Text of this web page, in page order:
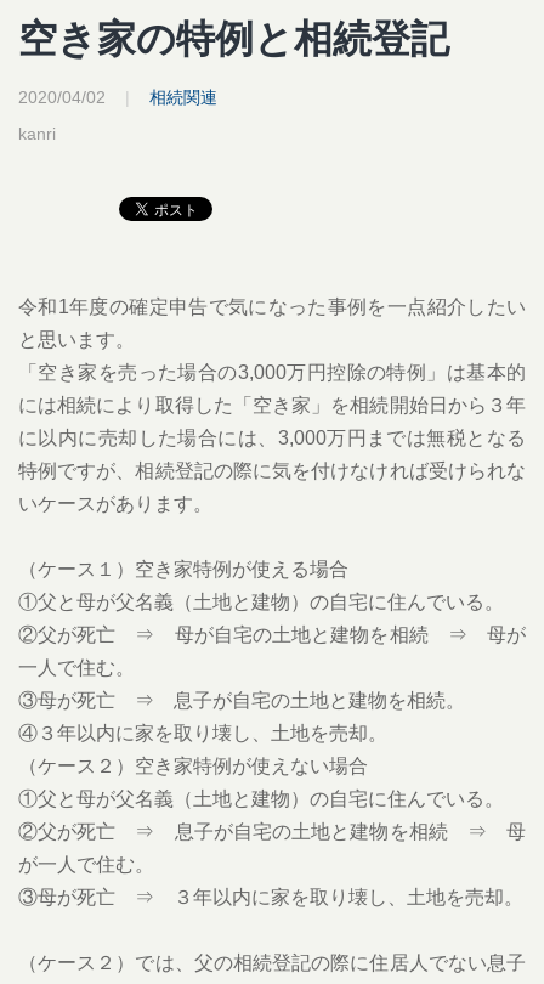
空き家の特例と相続登記
2020/04/02 |
相続関連
kanri
令和1年度の確定申告で気になった事例を一点紹介したい
と思います。
「空き家を売った場合の3,000万円控除の特例」は基本的
には相続により取得した「空き家」を相続開始日から３年
に以内に売却した場合には、3,000万円までは無税となる
特例ですが、相続登記の際に気を付けなければ受けられな
いケースがあります。
（ケース１）空き家特例が使える場合
①父と母が父名義（土地と建物）の自宅に住んでいる。
②父が死亡 ⇒ 母が自宅の土地と建物を相続 ⇒ 母が
一人で住む。
③母が死亡 ⇒ 息子が自宅の土地と建物を相続。
④３年以内に家を取り壊し、土地を売却。
（ケース２）空き家特例が使えない場合
①父と母が父名義（土地と建物）の自宅に住んでいる。
②父が死亡 ⇒ 息子が自宅の土地と建物を相続 ⇒ 母
が一人で住む。
③母が死亡 ⇒ ３年以内に家を取り壊し、土地を売却。
（ケース２）では、父の相続登記の際に住居人でない息子